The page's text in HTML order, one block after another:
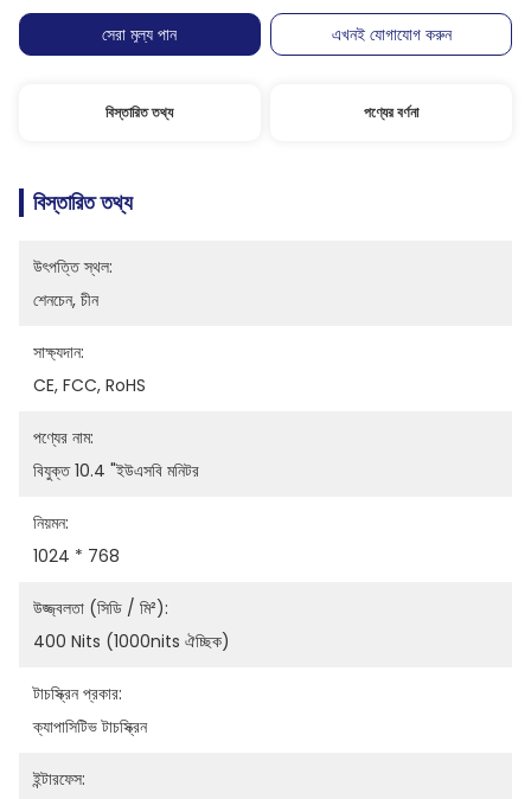
সেরা মূল্য পান
এখনই যোগাযোগ করুন
বিস্তারিত তথ্য পণ্যের বর্ণনা
বিস্তারিত তথ্য
উৎপত্তি স্থল:
শেনচেন, চীন
সাক্ষ্যদান:
CE, FCC, RoHS
পণ্যের নাম:
বিযুক্ত 10.4 "ইউএসবি মনিটর
নিয়মন:
1024 * 768
উজ্জ্বলতা (সিডি / মি²):
400 Nits (1000nits ঐচ্ছিক)
টাচস্ক্রিন প্রকার:
ক্যাপাসিটিভ টাচস্ক্রিন
ইন্টারফেস: